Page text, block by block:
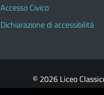
Accesso Civico
Dichiarazione di accessibilità
© 2026 Liceo